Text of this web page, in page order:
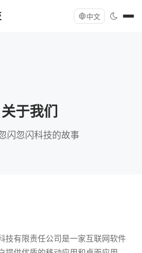
中文
关于我们
闪忽闪科技的故事
技有限责任公司是一家互联网软件